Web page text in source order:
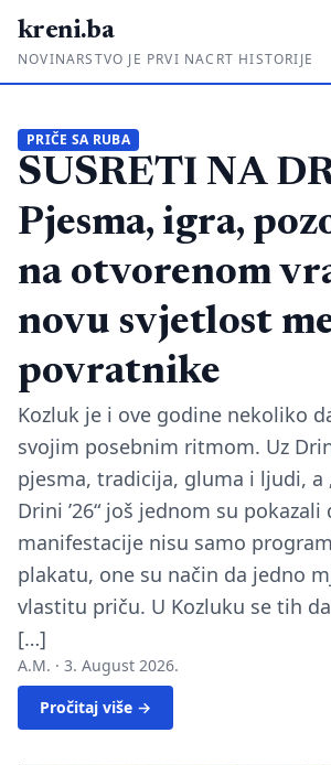
kreni.ba
NOVINARSTVO JE PRVI NACRT HISTORIJE
Priče sa ruba
Ponos i glas
O nama
Impressum
Kontakt
PRIČE SA RUBA
SUSRETI NA
Pjesma, igra,
na otvorenom
novu svjetlost
povratnike
Kozluk je i ove godine nekoliko
svojim posebnim ritmom. Uz
pjesma, tradicija, gluma i ljudi, a
Drini ’26“ još jednom su pokazali
manifestacije nisu samo
plakatu, one su način da jedno
vlastitu priču. U Kozluku se tih
[…]
A.M. · 3. August 2026.
Pročitaj više →